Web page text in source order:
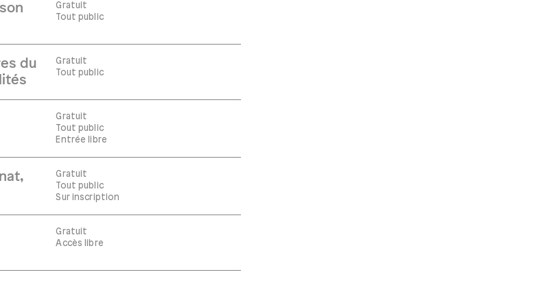
Gratuit
Tout public
du
Gratuit
Tout public
Gratuit
Tout public
Entrée libre
Gratuit
Tout public
Sur inscription
Gratuit
Accès libre